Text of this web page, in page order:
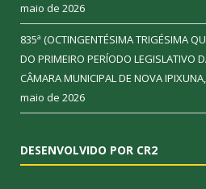
maio de 2026
835ª (OCTINGENTÉSIMA TRIGÉSIMA
DO PRIMEIRO PERÍODO LEGISLATIVO
CÂMARA MUNICIPAL DE NOVA
maio de 2026
DESENVOLVIDO POR CR2